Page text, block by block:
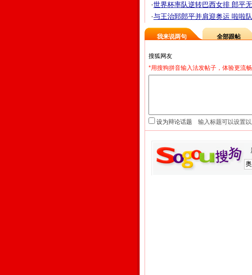
·世界杯率队逆转巴西女排 郎平无
·与王治郅郎平并肩迎奥运 啦啦队
我来说两句 全部跟帖
*用搜狗拼音输入法发帖子，体验更流
设为辩论话题